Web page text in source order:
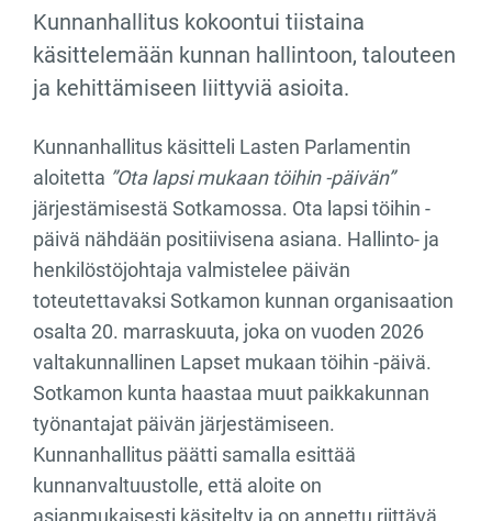
Kunnanhallitus kokoontui tiistaina
käsittelemään kunnan hallintoon, talouteen
ja kehittämiseen liittyviä asioita.
Kunnanhallitus käsitteli Lasten Parlamentin
aloitetta ”Ota lapsi mukaan töihin -päivän”
järjestämisestä Sotkamossa. Ota lapsi töihin -
päivä nähdään positiivisena asiana. Hallinto- ja
henkilöstöjohtaja valmistelee päivän
toteutettavaksi Sotkamon kunnan organisaation
osalta 20. marraskuuta, joka on vuoden 2026
valtakunnallinen Lapset mukaan töihin -päivä.
Sotkamon kunta haastaa muut paikkakunnan
työnantajat päivän järjestämiseen.
Kunnanhallitus päätti samalla esittää
kunnanvaltuustolle, että aloite on
asianmukaisesti käsitelty ja on annettu riittävä